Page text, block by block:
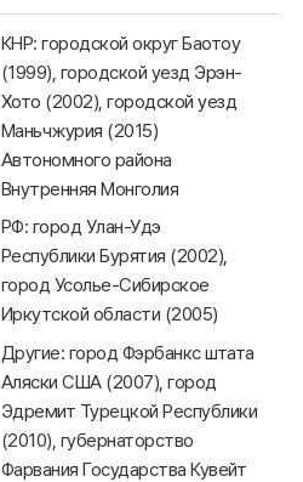
КНР: городской округ Баотоу
(1999), городской уезд Эрэн-
Хото (2002), городской уезд
Маньчжурия (2015)
Автономного района
Внутренняя Монголия
РФ: город Улан-Удэ
Республики Бурятия (2002),
город Усолье-Сибирское
Иркутской области (2005)
Другие: город Фэрбанкс штата
Аляски США (2007), город
Эдремит Турецкой Республики
(2010), губернаторство
Фарвания Государства Кувейт